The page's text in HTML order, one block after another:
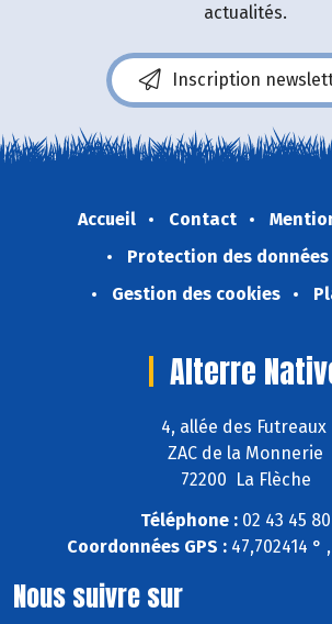
actualités.
Inscription
Accueil Contact
Protection des données
Gestion des cookies
Alterre
4, allée des Futreaux
ZAC de la Monnerie
72200 La Flèche
Téléphone :02 43 45 80
Coordonnées GPS :47,702414 °
Nous suivre sur